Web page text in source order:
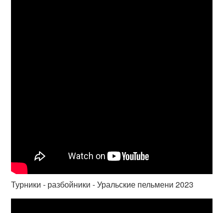
Турники - разбойники - Уральские пельмени 2023